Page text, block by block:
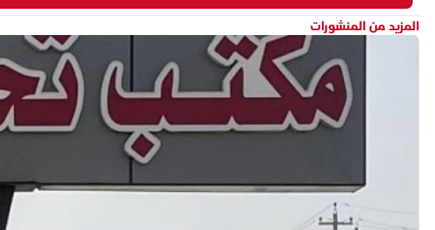
المزيد من المنشورات